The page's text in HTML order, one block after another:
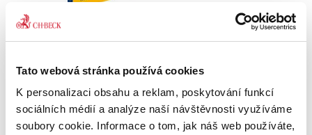
Tato webová stránka používá cookies
K personalizaci obsahu a reklam, poskytování funkcí
sociálních médií a analýze naší návštěvnosti využíváme
soubory cookie. Informace o tom, jak náš web používáte,
Lucie Přenosilová
úpravy s požadavky čl. 5 odst. 2 a čl. 8 odst. 3
směrnice Evropského parlamentu a Rady (EU)
2019/1158 ze dne 20. června 2019 o rovnováze